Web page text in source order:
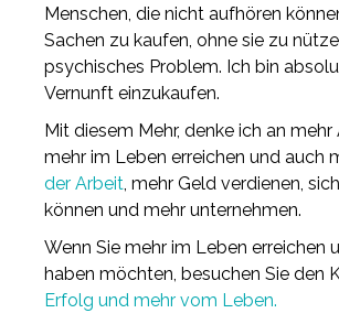
Menschen, die nicht aufhören
Sachen zu kaufen, ohne sie zu
psychisches Problem. Ich bin
Vernunft einzukaufen.
Mit diesem Mehr, denke ich an mehr
mehr im Leben erreichen und auch
der Arbeit, mehr Geld verdienen,
können und mehr unternehmen.
Wenn Sie mehr im Leben erreichen
haben möchten, besuchen Sie den
Erfolg und mehr vom Leben.